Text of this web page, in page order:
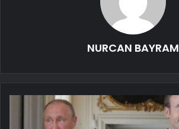
NURCAN BAYRAM